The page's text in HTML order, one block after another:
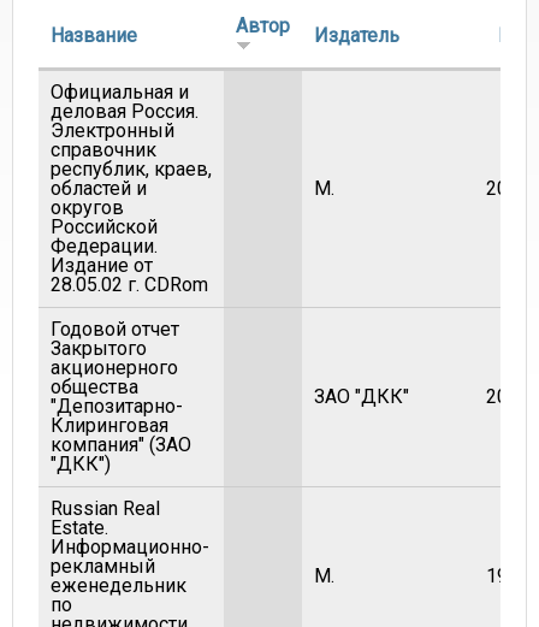
Название Автор Издатель
Официальная и
деловая Россия.
Электронный
справочник
республик, краев,
областей и
округов
Российской
Федерации.
Издание от
28.05.02 г. CDRom
М. 2002
Годовой отчет
Закрытого
акционерного
общества
"Депозитарно-
Клиринговая
компания" (ЗАО
"ДКК")
ЗАО "ДКК" 2007
Russian Real
Estate.
Информационно-
рекламный
еженедельник
по
М. 1993